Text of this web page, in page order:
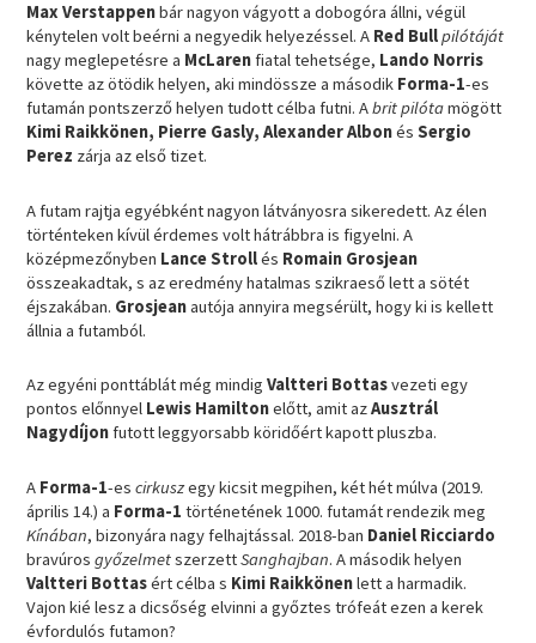
Max Verstappenbár nagyon vágyott a dobogóra állni, végül
kénytelen volt beérni a negyedik helyezéssel. A Red Bullpilótáját
nagy meglepetésre a McLarenfiatal tehetsége, Lando Norris
követte az ötödik helyen, aki mindössze a második Forma-1-es
futamán pontszerző helyen tudott célba futni. Abrit pilótamögött
Kimi Raikkönen, Pierre Gasly, Alexander AlbonésSergio
Perez zárja az első tizet.
A futam rajtja egyébként nagyon látványosra sikeredett. Az élen
történteken kívül érdemes volt hátrábbra is figyelni. A
középmezőnyben Lance Strollés Romain Grosjean
összeakadtak, s az eredmény hatalmas szikraeső lett a sötét
éjszakában. Grosjeanautója annyira megsérült, hogy ki is kellett
állnia a futamból.
Az egyéni ponttáblát még mindigValtteri Bottasvezeti egy
pontos előnnyel Lewis Hamiltonelőtt, amit azAusztrál
Nagydíjonfutott leggyorsabb köridőért kapott pluszba.
A Forma-1-escirkuszegy kicsit megpihen, két hét múlva (2019.
április 14.) a Forma-1 történetének 1000. futamát rendezik meg
Kínában, bizonyára nagy felhajtással. 2018-ban Daniel Ricciardo
bravúrosgyőzelmetszerzettSanghajban. A második helyen
Valtteri Bottasért célba s Kimi Raikkönenlett a harmadik.
Vajon kié lesz a dicsőség elvinni a győztes trófeát ezen a kerek
évfordulós futamon?